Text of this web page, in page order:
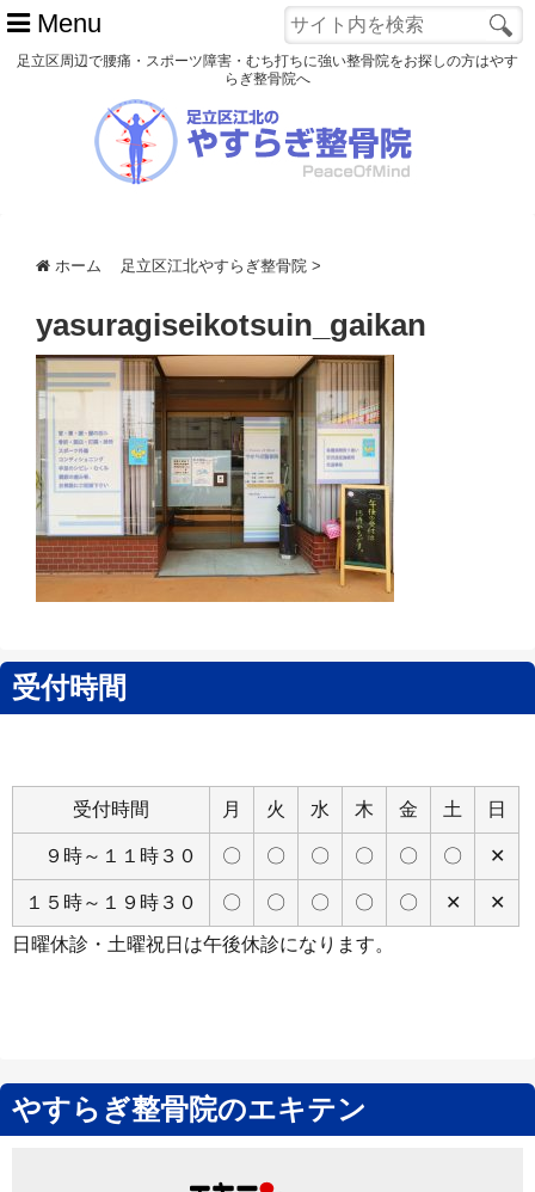
Menu
患者様の声
アクセス
院長プロフィール
blog
Close
足立区周辺で腰痛・スポーツ障害・むち打ちに強い整骨院をお探しの方はやす
らぎ整骨院へ
ホーム 足立区江北やすらぎ整骨院 >
yasuragiseikotsuin_gaikan
受付時間
受付時間 月 火 水 木 金 土 日
９時～１１時３０ 〇 〇 〇 〇 〇 〇 ✕
１５時～１９時３０ 〇 〇 〇 〇 〇 ✕ ✕
日曜休診・土曜祝日は午後休診になります。
やすらぎ整骨院のエキテン